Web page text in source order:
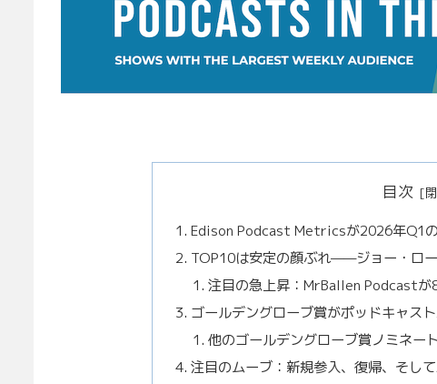
目次
Edison Podcast Metricsが2026年Q1
TOP10は安定の顔ぶれ——ジョー・ロ
注目の急上昇：MrBallen Podcastが
ゴールデングローブ賞がポッドキャス
他のゴールデングローブ賞ノミネー
注目のムーブ：新規参入、復帰、そし